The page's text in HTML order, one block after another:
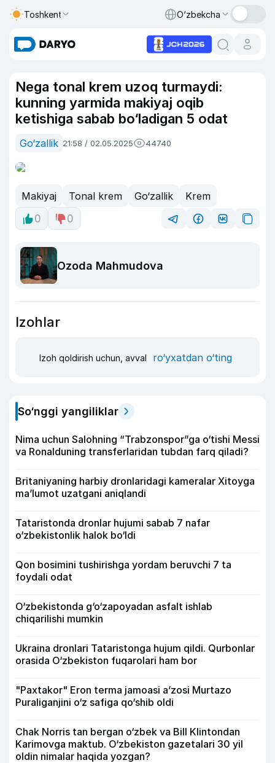
Toshkent O‘zbekcha
Nega tonal krem uzoq turmaydi:
kunning yarmida makiyaj oqib
ketishiga sabab bo‘ladigan 5 odat
Go‘zallik 21:58 / 02.05.2025 44740
Makiyaj Tonal krem Go‘zallik
Krem
0
0
Ozoda Mahmudova
Izohlar
Izoh qoldirish uchun, avval ro‘yxatdan o‘ting
So‘nggi yangiliklar
Nima uchun Salohning “Trabzonspor”ga o‘tishi Messi
va Ronalduning transferlaridan tubdan farq qiladi?
Britaniyaning harbiy dronlaridagi kameralar Xitoyga
ma’lumot uzatgani aniqlandi
Tataristonda dronlar hujumi sabab 7 nafar
o‘zbekistonlik halok bo‘ldi
Qon bosimini tushirishga yordam beruvchi 7 ta
foydali odat
O‘zbekistonda g‘o‘zapoyadan asfalt ishlab
chiqarilishi mumkin
Ukraina dronlari Tataristonga hujum qildi. Qurbonlar
orasida O‘zbekiston fuqarolari ham bor
"Paxtakor" Eron terma jamoasi a’zosi Murtazo
Puraliganjini o‘z safiga qo‘shib oldi
Chak Norris tan bergan o‘zbek va Bill Klintondan
Karimovga maktub. O‘zbekiston gazetalari 30 yil
oldin nimalar haqida yozgan?